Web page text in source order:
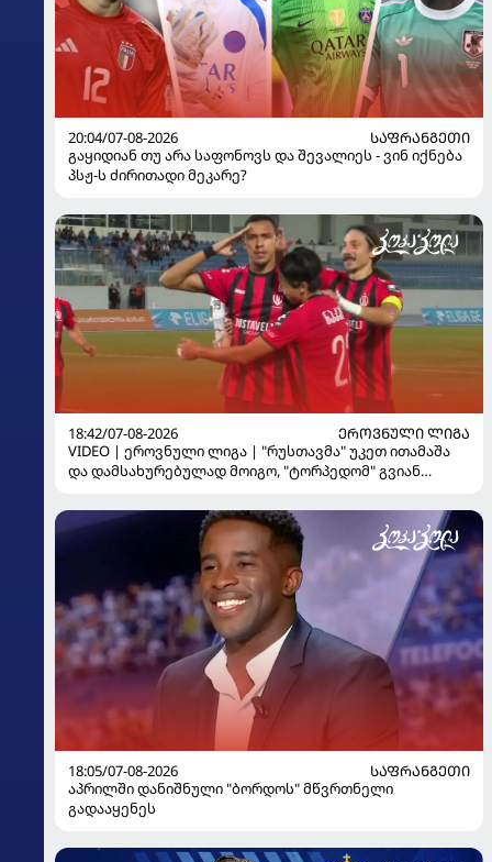
20:04/07-08-2026
ᲡᲐᲤᲠᲐᲜᲒᲔᲗᲘ
გაყიდიან თუ არა საფონოვს და შევალიეს - ვინ იქნება
პსჟ-ს ძირითადი მეკარე?
18:42/07-08-2026
ᲔᲠᲝᲕᲜᲣᲚᲘ ᲚᲘᲒᲐ
VIDEO | ეროვნული ლიგა | "რუსთავმა" უკეთ ითამაშა
და დამსახურებულად მოიგო, "ტორპედომ" გვიან
18:05/07-08-2026
ᲡᲐᲤᲠᲐᲜᲒᲔᲗᲘ
აპრილში დანიშნული "ბორდოს" მწვრთნელი
გადააყენეს